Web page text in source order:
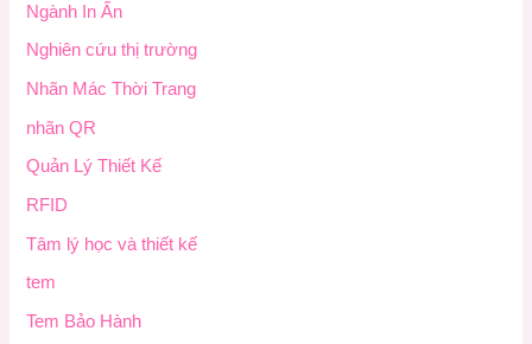
Ngành In Ấn
Nghiên cứu thị trường
Nhãn Mác Thời Trang
nhãn QR
Quản Lý Thiết Kế
RFID
Tâm lý học và thiết kế
tem
Tem Bảo Hành